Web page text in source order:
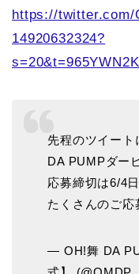
https://twitter.com/
14920632324?
先程のツイート
DA PUMPダー
応募締切は6/4
たくさんのご応
— OH!舞 DA